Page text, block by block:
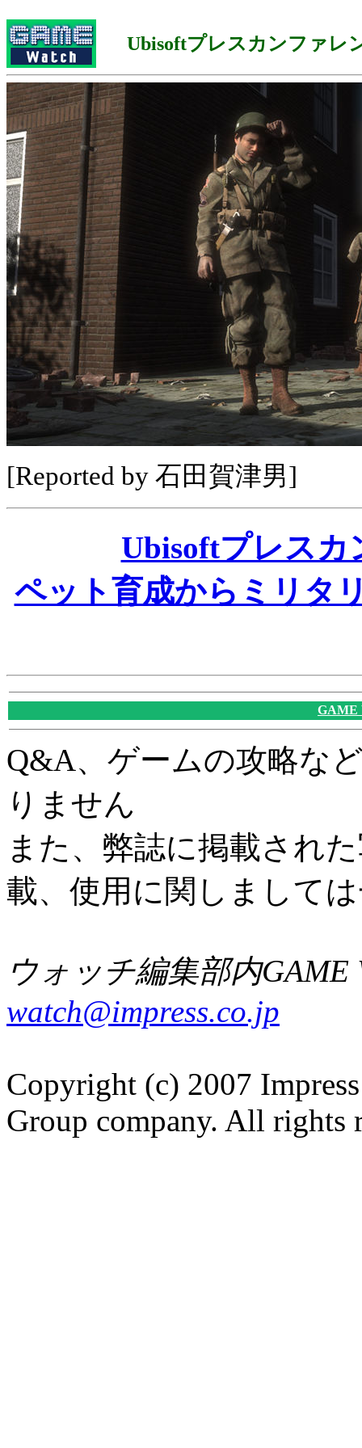
Ubisoftプレスカンファレ
[Reported by 石田賀津男]
Ubisoftプレス
ペット育成からミリタ
GAME
Q&A、ゲームの攻略な
りません
また、弊誌に掲載され
載、使用に関しまして
ウォッチ編集部内GAME
watch@impress.co.jp
Copyright (c) 2007
Group company. All rights